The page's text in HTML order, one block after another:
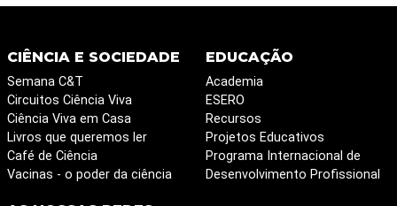
CIÊNCIA E SOCIEDADE
Semana C&T
Circuitos Ciência Viva
Ciência Viva em Casa
Livros que queremos ler
Café de Ciência
Vacinas - o poder da ciência
EDUCAÇÃO
Academia
ESERO
Recursos
Projetos Educativos
Programa Internacional de
Desenvolvimento Profissional